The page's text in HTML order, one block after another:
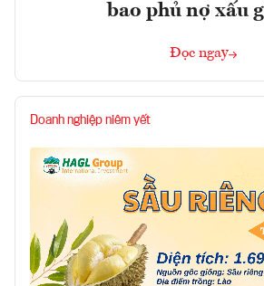
bao phủ nợ xấu
Đọc ngay
Doanh nghiệp niêm yết